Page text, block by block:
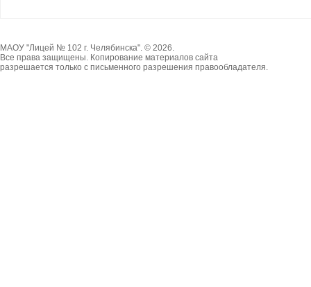
МАОУ "Лицей № 102 г. Челябинска". © 2026.
Все права защищены. Копирование материалов сайта
разрешается только с письменного разрешения правообладателя.